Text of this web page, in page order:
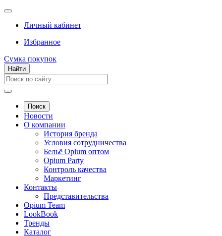
Личный кабинет
Избранное
Сумка покупок
Найти
Поиск
Новости
О компании
История бренда
Условия сотрудничества
Бельё Opium оптом
Opium Party
Контроль качества
Маркетинг
Контакты
Представительства
Opium Team
LookBook
Тренды
Каталог